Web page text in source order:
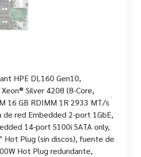
HPE DL160 Gen10,
Silver 4208 (8-Core,
16 GB RDIMM 1R 2933 MT/s
de red Embedded 2-port 1GbE,
14-port S100i SATA only,
Hot Plug (sin discos), fuente de
Hot Plug redundante,